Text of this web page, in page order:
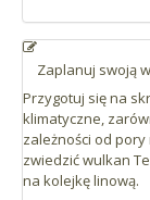
Zaplanuj swoją
Przygotuj się na
klimatyczne,
zależności od
zwiedzić wulkan
na kolejkę linową.